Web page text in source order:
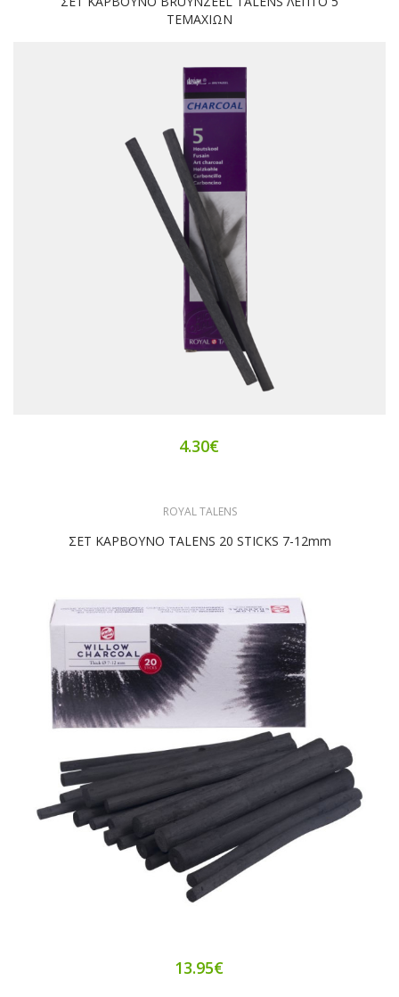
TEMΑΧΙΩΝ
4.30€
ROYAL TALENS
ΣΕΤ ΚΑΡΒΟΥΝΟ TALENS 20 STICKS 7-12mm
13.95€